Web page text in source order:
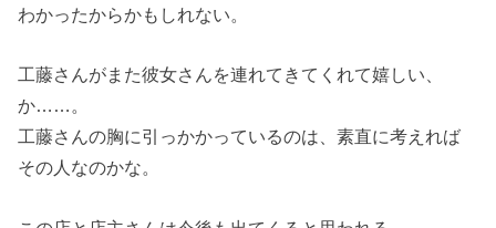
わかったからかもしれない。
工藤さんがまた彼女さんを連れてきてくれて嬉しい、
か……。
工藤さんの胸に引っかかっているのは、素直に考えれば
その人なのかな。